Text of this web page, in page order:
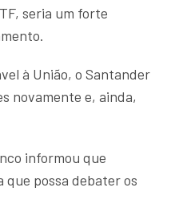
seria um forte
à União, o Santander
novamente e, ainda,
informou que
que possa debater os